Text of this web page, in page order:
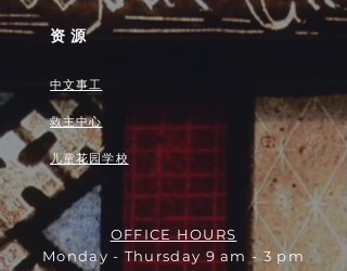
资源
中文事工
救主中心
儿童花园学校
OFFICE HOURS
Monday - Thursday 9 am - 3 pm